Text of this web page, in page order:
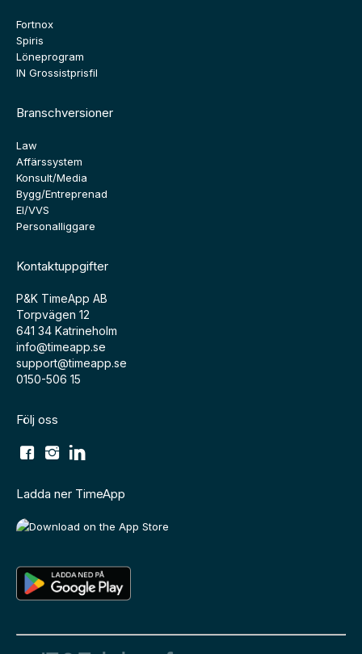
Fortnox
Spiris
Löneprogram
IN Grossistprisfil
Branschversioner
Law
Affärssystem
Konsult/Media
Bygg/Entreprenad
El/VVS
Personalliggare
Kontaktuppgifter
P&K TimeApp AB
Torpvägen 12
641 34 Katrineholm
info@timeapp.se
support@timeapp.se
0150-506 15
Följ oss
Ladda ner TimeApp